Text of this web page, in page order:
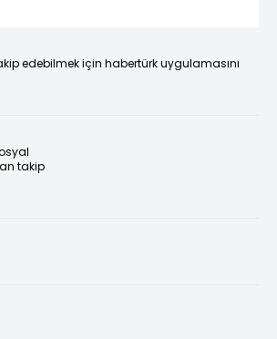
edebilmek için habertürk uygulamasını
takip